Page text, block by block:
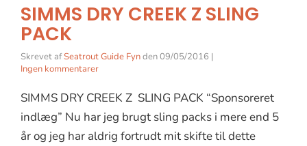
SIMMS DRY CREEK Z SLING
PACK
Skrevet afSeatrout Guide Fynden09/05/2016 |
Ingen kommentarer
SIMMS DRY CREEK Z SLING PACK “Sponsoreret
indlæg” Nu har jeg brugt sling packs i mere end 5
år og jeg har aldrig fortrudt mit skifte til dette